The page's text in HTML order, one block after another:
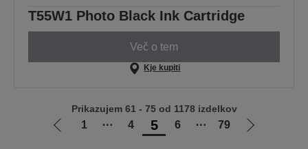
T55W1 Photo Black Ink Cartridge
Več o tem
Kje kupiti
Pojdi
1 ⋯ 4 5 6 ⋯ 79
Pojdi
Prikazujem 61 - 75 od 1178 izdelkov